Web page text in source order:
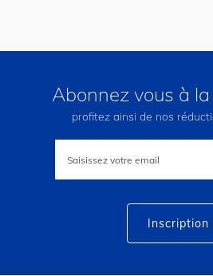
Abonnez vous à
profitez ainsi de nos
lettre
Inscription